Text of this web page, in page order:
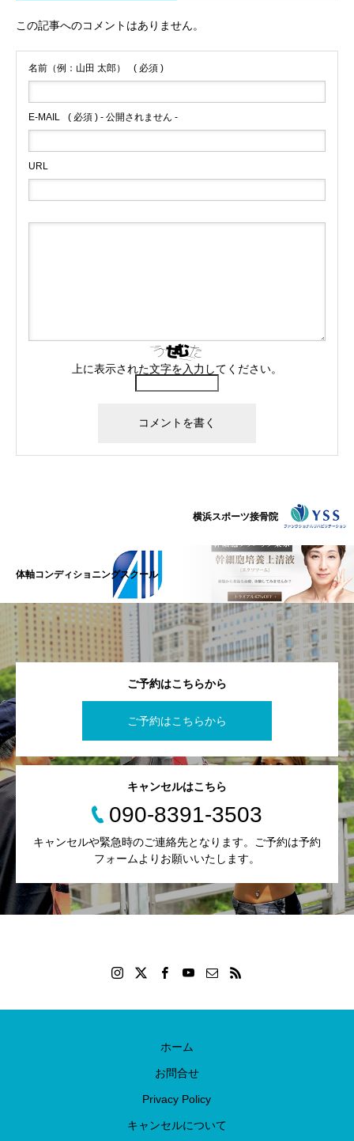
この記事へのコメントはありません。
名前（例：山田 太郎） ( 必須 )
E-MAIL ( 必須 ) - 公開されません -
URL
上に表示された文字を入力してください。
横浜スポーツ接骨院
体軸コンディショニングスクール
ご予約はこちらから
ご予約はこちらから
キャンセルはこちら
090-8391-3503
キャンセルや緊急時のご連絡先となります。ご予約は予約
フォームよりお願いいたします。
ホーム
お問合せ
Privacy Policy
キャンセルについて